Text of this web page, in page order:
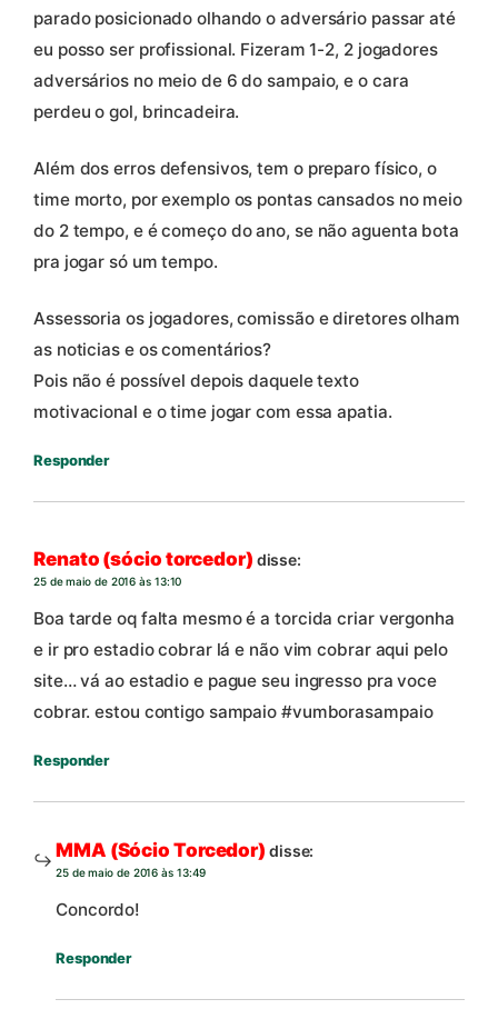
parado posicionado olhando o adversário passar até
eu posso ser profissional. Fizeram 1-2, 2 jogadores
adversários no meio de 6 do sampaio, e o cara
perdeu o gol, brincadeira.
Além dos erros defensivos, tem o preparo físico, o
time morto, por exemplo os pontas cansados no meio
do 2 tempo, e é começo do ano, se não aguenta bota
pra jogar só um tempo.
Assessoria os jogadores, comissão e diretores olham
as noticias e os comentários?
Pois não é possível depois daquele texto
motivacional e o time jogar com essa apatia.
Responder
Renato (sócio torcedor) disse:
25 de maio de 2016 às 13:10
Boa tarde oq falta mesmo é a torcida criar vergonha
e ir pro estadio cobrar lá e não vim cobrar aqui pelo
site… vá ao estadio e pague seu ingresso pra voce
cobrar. estou contigo sampaio #vumborasampaio
Responder
MMA (Sócio Torcedor) disse:
25 de maio de 2016 às 13:49
Concordo!
Responder